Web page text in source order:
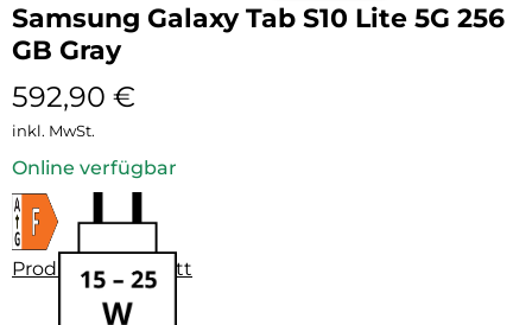
Samsung Galaxy Tab S10 Lite 5G 256
GB Gray
592,90 €
inkl. MwSt.
Online verfügbar
Produktdatenblatt